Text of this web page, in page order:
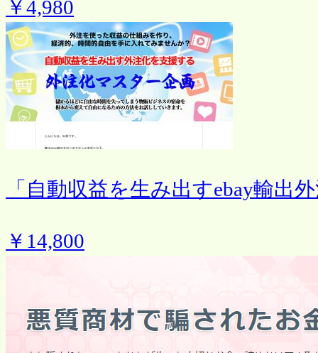
￥4,980
「自動収益を生み出すebay輸出
￥14,800